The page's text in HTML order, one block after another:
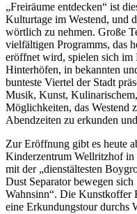
„Freiräume entdecken“ ist
Kulturtage im Westend, und
wörtlich zu nehmen. Große
vielfältigen Programms, das
eröffnet wird, spielen sich im
Hinterhöfen, in bekannten
bunteste Viertel der Stadt
Musik, Kunst,
Möglichkeiten, das Westend
Abendzeiten zu erkunden
Zur Eröffnung gibt es heute
Kinderzentrum Wellritzhof in
mit der „dienstältesten
Dust Separator bewegen
Wahnsinn“. Die Kunstkoffer
eine Erkundungstour durchs